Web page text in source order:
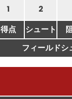
1 2
得点 シュート
フィールドシ